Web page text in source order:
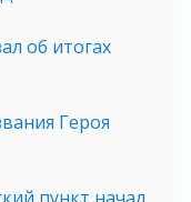
об итогах
Героя